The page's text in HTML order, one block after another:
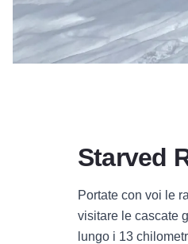
Starved
Portate con voi le
visitare le cascate
lungo i 13